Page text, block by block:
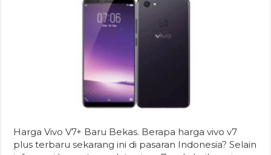
Harga Vivo V7+ Baru Bekas. Berapa harga vivo v7
plus terbaru sekarang ini di pasaran Indonesia? Selain